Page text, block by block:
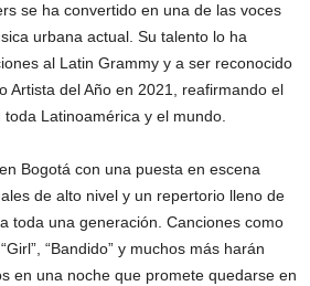
se ha convertido en una de las voces
urbana actual. Su talento lo ha
al Latin Grammy y a ser reconocido
Artista del Año en 2021, reafirmando el
Latinoamérica y el mundo.
Bogotá con una puesta en escena
de alto nivel y un repertorio lleno de
toda una generación. Canciones como
“Bandido” y muchos más harán
en una noche que promete quedarse en